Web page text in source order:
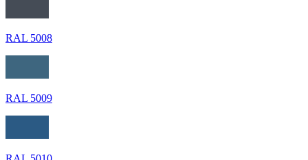
RAL 5008
RAL 5009